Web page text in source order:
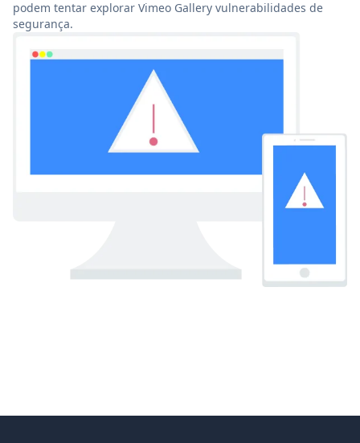
podem tentar explorar Vimeo Gallery vulnerabilidades de
segurança.